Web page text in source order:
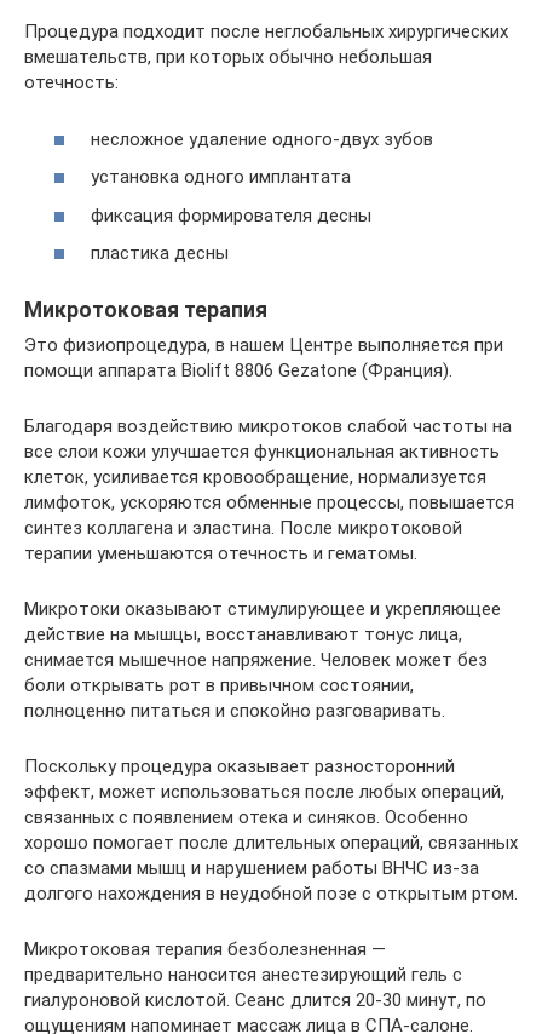
Процедура подходит после неглобальных хирургических
вмешательств, при которых обычно небольшая
отечность:
несложное удаление одного-двух зубов
установка одного имплантата
фиксация формирователя десны
пластика десны
Микротоковая терапия
Это физиопроцедура, в нашем Центре выполняется при
помощи аппарата Biolift 8806 Gezatone (Франция).
Благодаря воздействию микротоков слабой частоты на
все слои кожи улучшается функциональная активность
клеток, усиливается кровообращение, нормализуется
лимфоток, ускоряются обменные процессы, повышается
синтез коллагена и эластина. После микротоковой
терапии уменьшаются отечность и гематомы.
Микротоки оказывают стимулирующее и укрепляющее
действие на мышцы, восстанавливают тонус лица,
снимается мышечное напряжение. Человек может без
боли открывать рот в привычном состоянии,
полноценно питаться и спокойно разговаривать.
Поскольку процедура оказывает разносторонний
эффект, может использоваться после любых операций,
связанных с появлением отека и синяков. Особенно
хорошо помогает после длительных операций, связанных
со спазмами мышц и нарушением работы ВНЧС из-за
долгого нахождения в неудобной позе с открытым ртом.
Микротоковая терапия безболезненная —
предварительно наносится анестезирующий гель с
гиалуроновой кислотой. Сеанс длится 20-30 минут, по
ощущениям напоминает массаж лица в СПА-салоне.